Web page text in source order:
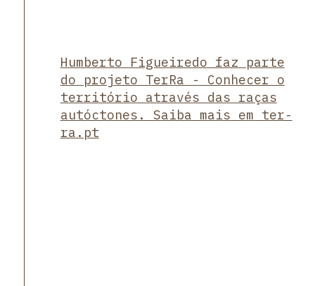
Humberto Figueiredo faz parte
do projeto TerRa - Conhecer o
território através das raças
autóctones. Saiba mais em ter-
ra.pt